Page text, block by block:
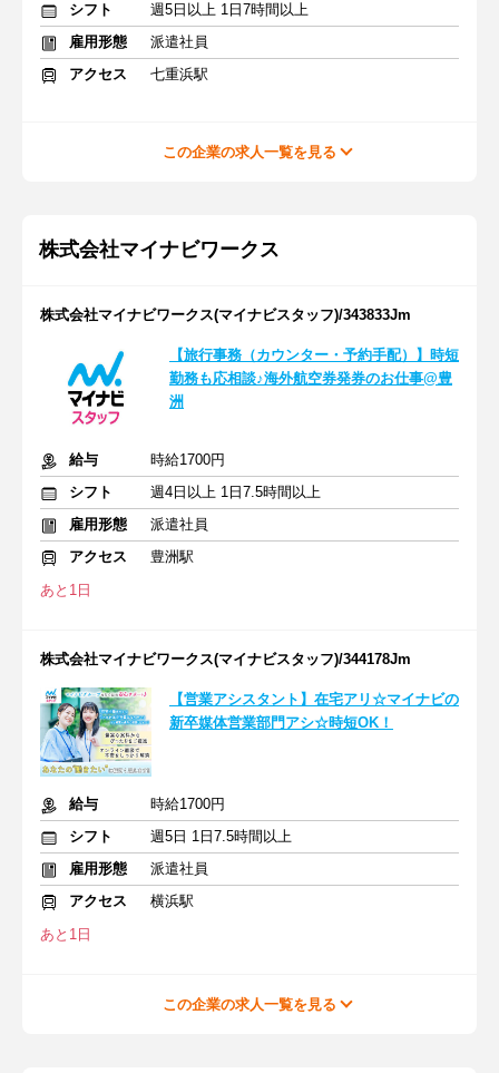
シフト
週5日以上 1日7時間以上
雇用形態
派遣社員
アクセス
七重浜駅
この企業の求人一覧を見る
株式会社マイナビワークス
株式会社マイナビワークス(マイナビスタッフ)/343833Jm
【旅行事務（カウンター・予約手配）】時短
勤務も応相談♪海外航空券発券のお仕事@豊
洲
給与
時給1700円
シフト
週4日以上 1日7.5時間以上
雇用形態
派遣社員
アクセス
豊洲駅
あと1日
株式会社マイナビワークス(マイナビスタッフ)/344178Jm
【営業アシスタント】在宅アリ☆マイナビの
新卒媒体営業部門アシ☆時短OK！
給与
時給1700円
シフト
週5日 1日7.5時間以上
雇用形態
派遣社員
アクセス
横浜駅
あと1日
この企業の求人一覧を見る